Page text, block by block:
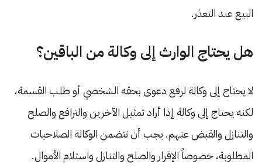
البيع عند التعذر.
هل يحتاج الوارث إلى وكالة من الباقين؟
لا يحتاج إلى وكالة لرفع دعوى بحقه الشخصي أو طلب القسمة،
لكنه يحتاج إلى وكالة إذا أراد تمثيل الآخرين والترافع والصلح
والتنازل والقبض عنهم. يجب أن تتضمن الوكالة الصلاحيات
المطلوبة، خصوصاً الإقرار والصلح والتنازل واستلام الأموال.